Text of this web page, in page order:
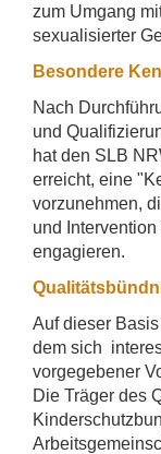
zum Umgang
sexualisierter
Besondere
Nach
und
hat den SLB
erreicht, eine
vorzunehmen,
und
engagieren.
Auf dieser
dem sich
vorgegebener
Die Träger des